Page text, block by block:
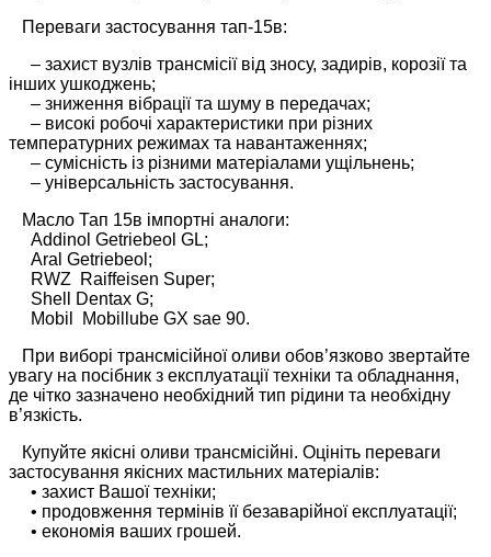
Переваги застосування тап-15в:
– захист вузлів трансмісії від зносу, задирів, корозії та
інших ушкоджень;
– зниження вібрації та шуму в передачах;
– високі робочі характеристики при різних
температурних режимах та навантаженнях;
– сумісність із різними матеріалами ущільнень;
– універсальність застосування.
Масло Тап 15в імпортні аналоги:
Addinol Getriebeol GL;
Aral Getriebeol;
RWZ Raiffeisen Super;
Shell Dentax G;
Mobil Mobillube GX sae 90.
При виборі трансмісійної оливи обов’язково звертайте
увагу на посібник з експлуатації техніки та обладнання,
де чітко зазначено необхідний тип рідини та необхідну
в’язкість.
Купуйте якісні оливи трансмісійні. Оцініть переваги
застосування якісних мастильних матеріалів:
• захист Вашої техніки;
• продовження термінів її безаварійної експлуатації;
• економія ваших грошей.